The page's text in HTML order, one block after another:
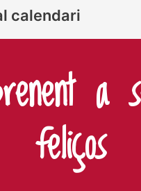
calendari
a
feliços